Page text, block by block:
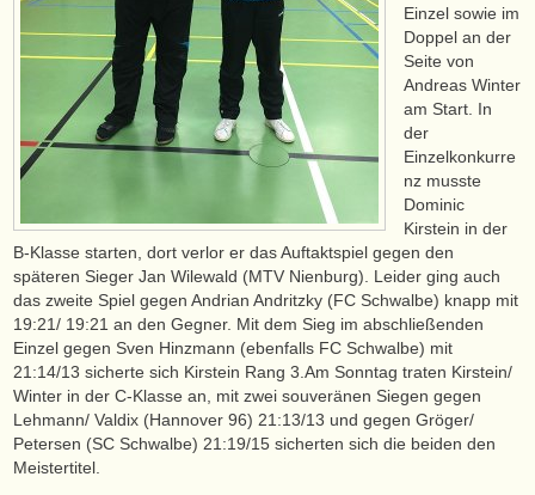
Einzel sowie im
Doppel an der
Seite von
Andreas Winter
am Start. In
der
Einzelkonkurre
nz musste
Dominic
Kirstein in der
B-Klasse starten, dort verlor er das Auftaktspiel gegen den
späteren Sieger Jan Wilewald (MTV Nienburg). Leider ging auch
das zweite Spiel gegen Andrian Andritzky (FC Schwalbe) knapp mit
19:21/ 19:21 an den Gegner. Mit dem Sieg im abschließenden
Einzel gegen Sven Hinzmann (ebenfalls FC Schwalbe) mit
21:14/13 sicherte sich Kirstein Rang 3.Am Sonntag traten Kirstein/
Winter in der C-Klasse an, mit zwei souveränen Siegen gegen
Lehmann/ Valdix (Hannover 96) 21:13/13 und gegen Gröger/
Petersen (SC Schwalbe) 21:19/15 sicherten sich die beiden den
Meistertitel.